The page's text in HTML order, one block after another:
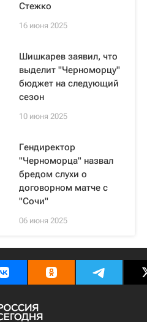
Стежко
16 июня 2025
Шишкарев заявил, что
выделит "Черноморцу"
бюджет на следующий
сезон
10 июня 2025
Гендиректор
"Черноморца" назвал
бредом слухи о
договорном матче с
"Сочи"
06 июня 2025